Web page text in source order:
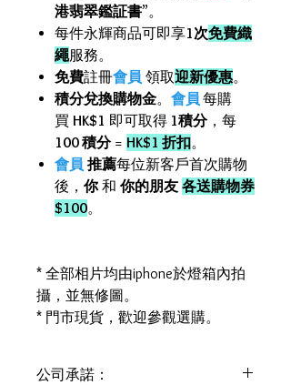
港翡翠鑑証書”。
每件永輝商品可即享1次免費織
繩服務。
免費註冊會員 領取迎新優惠。
積分兌換購物金。 會員 每購
買 HK$1 即可取得 1積分，每
100 積分= HK$1 折扣。
會員 推薦每位新客戶首次購物
後， 你和 你的朋友 各送購物券
$100。
* 全部相片均由iphone於燈箱內拍
攝，並無修圖。
* 門市現貨，歡迎參觀選購。
公司承諾：